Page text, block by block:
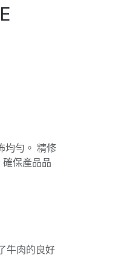
均勻。 精修
保產品品
牛肉的良好